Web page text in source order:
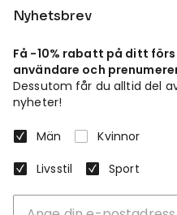
Nyhetsbrev
Få -10% rabatt på ditt
användare och
Dessutom får du alltid del
nyheter!
Män
Kvinnor
Livsstil
Sport